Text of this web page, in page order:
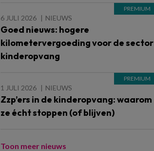
6 JULI 2026 NIEUWS
Goed nieuws: hogere
kilometervergoeding voor de sector
kinderopvang
1 JULI 2026 NIEUWS
Zzp’ers in de kinderopvang: waarom
ze écht stoppen (of blijven)
Toon meer nieuws